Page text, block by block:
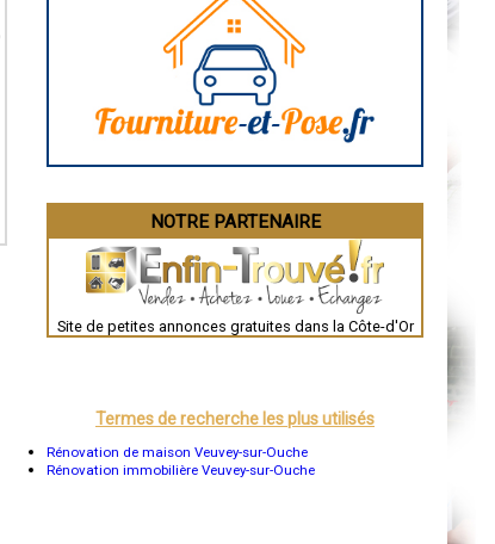
Brive-la-Gaillarde
Guéret
Besançon
Évreux
Chartres
Nîmes
Auch
Dole
Mont-de-Marsan
NOTRE PARTENAIRE
Site de petites annonces gratuites dans la Côte-d'Or
Termes de recherche les plus utilisés
Rénovation de maison Veuvey-sur-Ouche
Rénovation immobilière Veuvey-sur-Ouche